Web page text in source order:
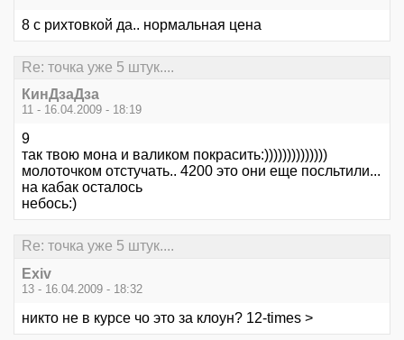
8 с рихтовкой да.. нормальная цена
Re: точка уже 5 штук....
КинДзаДза
11 - 16.04.2009 - 18:19
9
так твою мона и валиком покрасить:))))))))))))))
молоточком отстучать.. 4200 это они еще посльтили...
на кабак осталось
небось:)
Re: точка уже 5 штук....
Exiv
13 - 16.04.2009 - 18:32
никто не в курсе чо это за клоун? 12-times >